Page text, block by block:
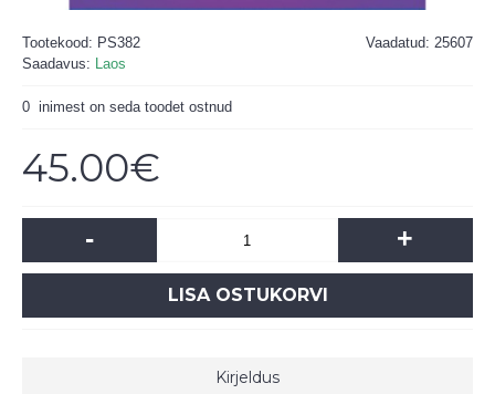
Vaadatud: 25607
Tootekood: PS382
Saadavus: Laos
0 inimest on seda toodet ostnud
45.00€
- +
LISA OSTUKORVI
Kirjeldus